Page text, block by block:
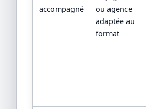
accompagné
ou agence
adaptée au
format